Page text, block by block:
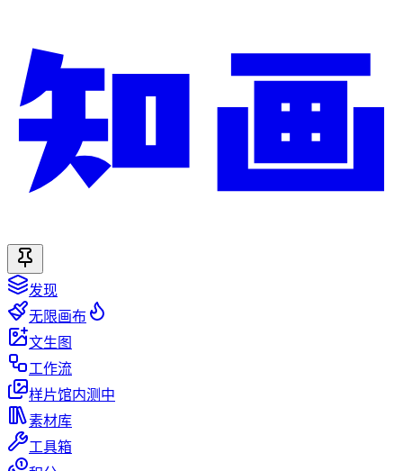
发现
无限画布
文生图
工作流
样片馆内测中
素材库
工具箱